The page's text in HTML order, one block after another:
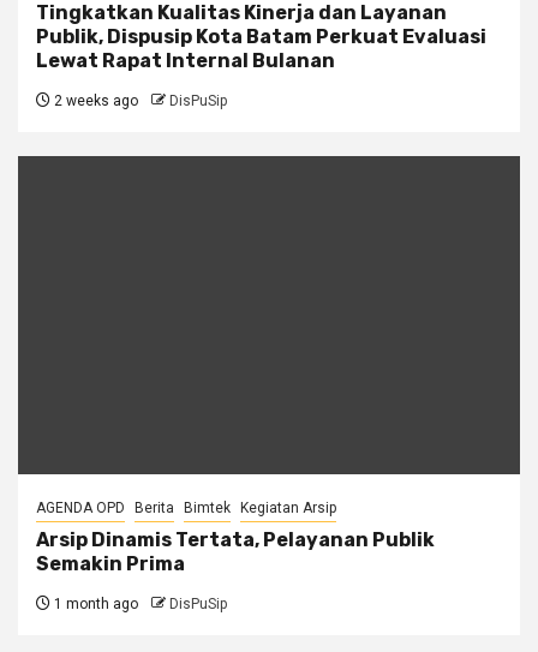
Tingkatkan Kualitas Kinerja dan Layanan
Publik, Dispusip Kota Batam Perkuat Evaluasi
Lewat Rapat Internal Bulanan
2 weeks ago DisPuSip
AGENDA OPD Berita Bimtek Kegiatan Arsip
Arsip Dinamis Tertata, Pelayanan Publik
Semakin Prima
1 month ago DisPuSip